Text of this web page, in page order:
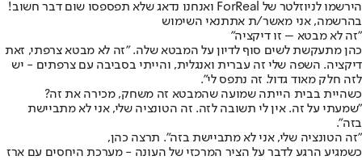
הירשמו לניוזלטר של ForReal ואנחנו נדאג שלא תפספסו שום דבר חשוב!
בהרשמה, אני מאשר/ת אתתנאי השימוש
"זה לא מבטא – זו דיקציה"
כהן מתעקשת לשים סוף לדיון על המבטא שלה. "זה לא מבטא צרפתי, זאת
דיקציה. השפה שלי זה עברית ואנגלית, והייתי בסביבה עם צרפתים - יש
לזה חלק מאוד גדול. זה נתפס לי".
כשהיית בבית הייתה שמועה שהמבטא זה משחק, מכירה את זה?
"שמעתי על זה. אין לי תשובה לזה. זה הטונציה שלי, אני לא מתביישת
בזה".
"זה הטונציה שלי, אני לא מתביישת בזה". תרצה כהן,
כשמגיע הרגע לדבר על הציר המרכזי של העונה - מערכת היחסים עם ארז